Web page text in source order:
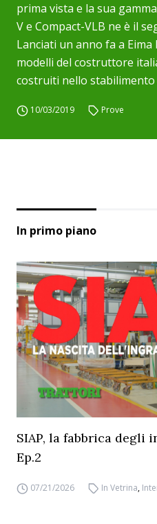
prima vista e la sua
V e Compact-VLB ne è il
Lanciati un anno fa a
modelli del costruttore
costruiti nello stabilimento
10/03/2019 Prove
In primo piano
SIAP, la fabbrica degli
Ep.2
07/21/2026 In Vetrina,